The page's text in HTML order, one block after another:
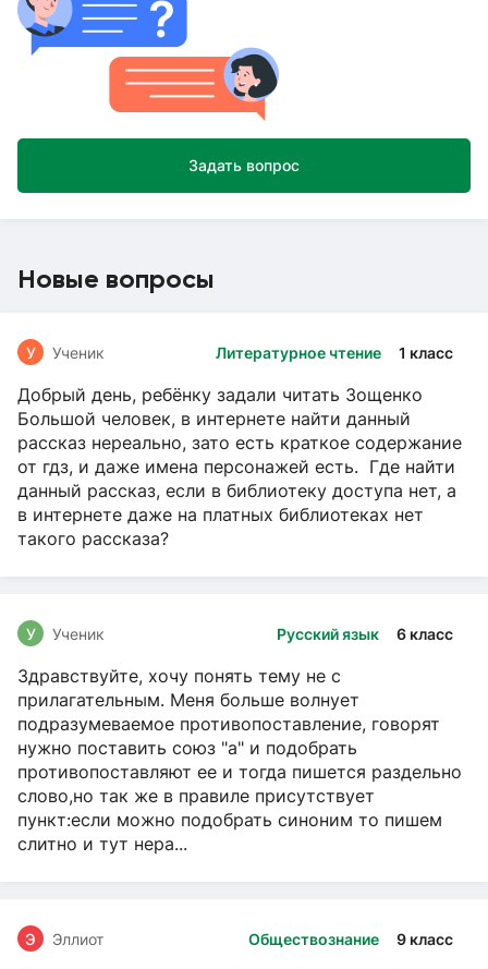
Задать вопрос
Новые вопросы
Литературное чтение 1 класс
У Ученик
Добрый день, ребёнку задали читать Зощенко
Большой человек, в интернете найти данный
рассказ нереально, зато есть краткое содержание
от гдз, и даже имена персонажей есть. Где найти
данный рассказ, если в библиотеку доступа нет, а
в интернете даже на платных библиотеках нет
такого рассказа?
Русский язык 6 класс
У Ученик
Здравствуйте, хочу понять тему не с
прилагательным. Меня больше волнует
подразумеваемое противопоставление, говорят
нужно поставить союз "а" и подобрать
противопоставляют ее и тогда пишется раздельно
слово,но так же в правиле присутствует
пункт:если можно подобрать синоним то пишем
слитно и тут нера...
Обществознание 9 класс
Э Эллиот